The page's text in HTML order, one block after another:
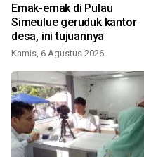
Emak-emak di Pulau
Simeulue geruduk kantor
desa, ini tujuannya
Kamis, 6 Agustus 2026